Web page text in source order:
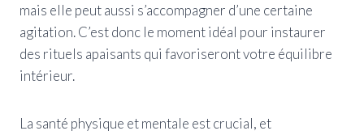
mais elle peut aussi s’accompagner d’une certaine
agitation. C’est donc le moment idéal pour instaurer
des rituels apaisants qui favoriseront votre équilibre
intérieur.
La santé physique et mentale est crucial, et